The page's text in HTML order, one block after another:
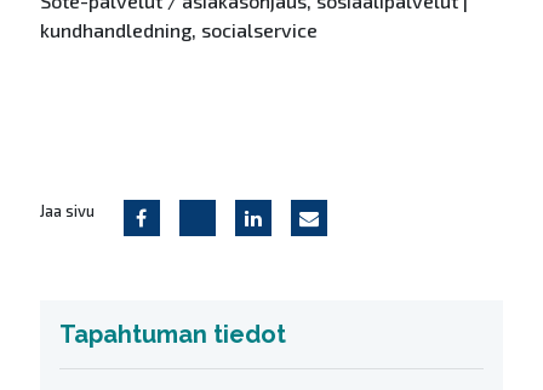
kundhandledning, socialservice
Jaa sivu
Tapahtuman tiedot